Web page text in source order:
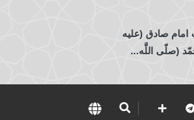
امام صادق (عليه
(صلّى اللَّه...